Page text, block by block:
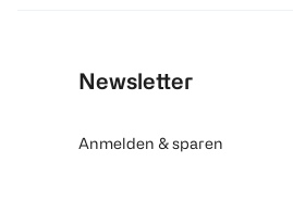
Newsletter
Anmelden & sparen